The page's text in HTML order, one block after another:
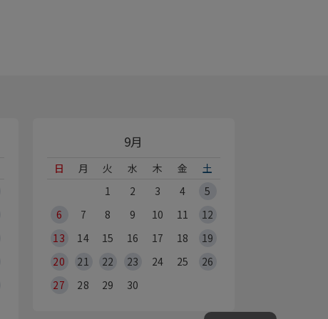
9月
日 月 火 水 木 金
土
1
2 3 4
5
6
7 8 9 10 11
12
13
14 15 16 17 18
19
20
21 22 23 24 25
26
27
28 29 30